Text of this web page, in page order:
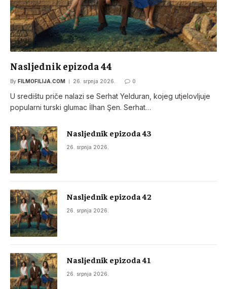
Nasljednik epizoda 44
By FILMOFILIJA.COM 26. srpnja 2026. 0
U središtu priče nalazi se Serhat Yelduran, kojeg utjelovljuje
popularni turski glumac İlhan Şen. Serhat…
Nasljednik epizoda 43
26. srpnja 2026.
Nasljednik epizoda 42
26. srpnja 2026.
Nasljednik epizoda 41
26. srpnja 2026.